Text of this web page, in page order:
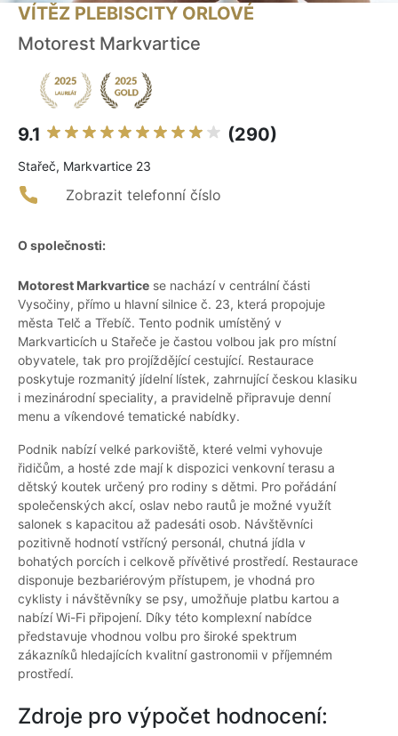
VÍTĚZ PLEBISCITY ORLOVÉ
Motorest Markvartice
9.1 (290)
Stařeč, Markvartice 23
Zobrazit telefonní číslo
O společnosti:
Motorest Markvartice se nachází v centrální části
Vysočiny, přímo u hlavní silnice č. 23, která propojuje
města Telč a Třebíč. Tento podnik umístěný v
Markvarticích u Stařeče je častou volbou jak pro místní
obyvatele, tak pro projíždějící cestující. Restaurace
poskytuje rozmanitý jídelní lístek, zahrnující českou klasiku
i mezinárodní speciality, a pravidelně připravuje denní
menu a víkendové tematické nabídky.
Podnik nabízí velké parkoviště, které velmi vyhovuje
řidičům, a hosté zde mají k dispozici venkovní terasu a
dětský koutek určený pro rodiny s dětmi. Pro pořádání
společenských akcí, oslav nebo rautů je možné využít
salonek s kapacitou až padesáti osob. Návštěvníci
pozitivně hodnotí vstřícný personál, chutná jídla v
bohatých porcích i celkově přívětivé prostředí. Restaurace
disponuje bezbariérovým přístupem, je vhodná pro
cyklisty i návštěvníky se psy, umožňuje platbu kartou a
nabízí Wi-Fi připojení. Díky této komplexní nabídce
představuje vhodnou volbu pro široké spektrum
zákazníků hledajících kvalitní gastronomii v příjemném
prostředí.
Zdroje pro výpočet hodnocení: